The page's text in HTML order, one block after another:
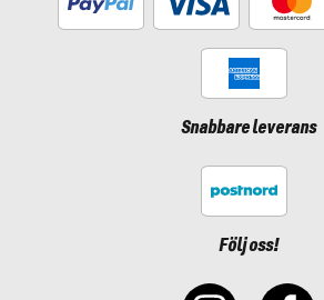
Snabbare leverans
Följ oss!